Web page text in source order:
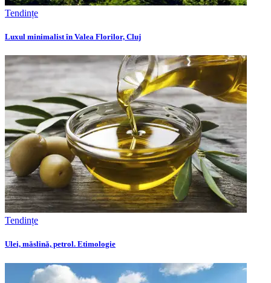
Tendințe
Luxul minimalist în Valea Florilor, Cluj
Tendințe
Ulei, măslină, petrol. Etimologie